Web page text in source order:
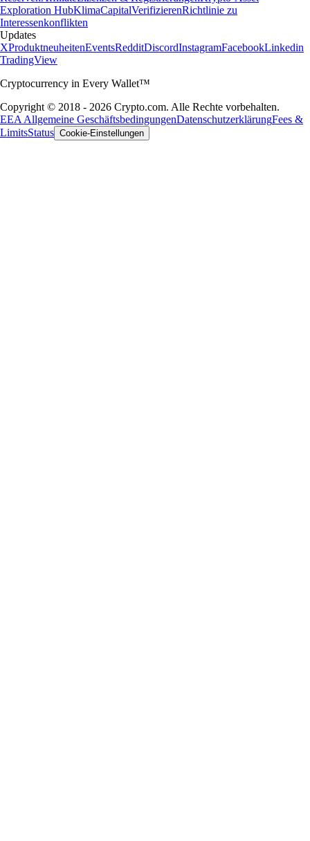
Exploration HubKlimaCapitalVerifizierenRichtlinie zu
Interessenkonflikten
Updates
XProduktneuheitenEventsRedditDiscordInstagramFacebookLinkedin
TradingView
Cryptocurrency in Every Wallet™
Copyright © 2018 - 2026 Crypto.com. Alle Rechte vorbehalten.
EEA Allgemeine GeschäftsbedingungenDatenschutzerklärungFees &
LimitsStatus Cookie-Einstellungen